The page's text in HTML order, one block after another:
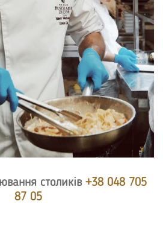
столиків +38 048 705
87 05